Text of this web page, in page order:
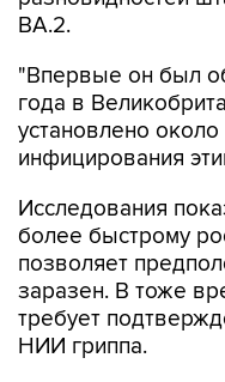
BA.2.
"Впервые он был
года в
установлено
инфицирования
Исследования
более быстрому
позволяет
заразен. В тоже
требует
НИИ гриппа.